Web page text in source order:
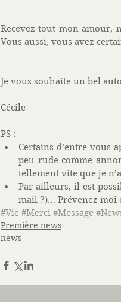
Recevez tout mon amour,
Vous aussi, vous avez
Je vous souhaite un bel
Cécile
PS :
Certains d’entre vous
peu rude comme
tellement vite que je
Par ailleurs, il est
mail ?)… Prévenez moi
#Vie #Merci #Message
Première news
news